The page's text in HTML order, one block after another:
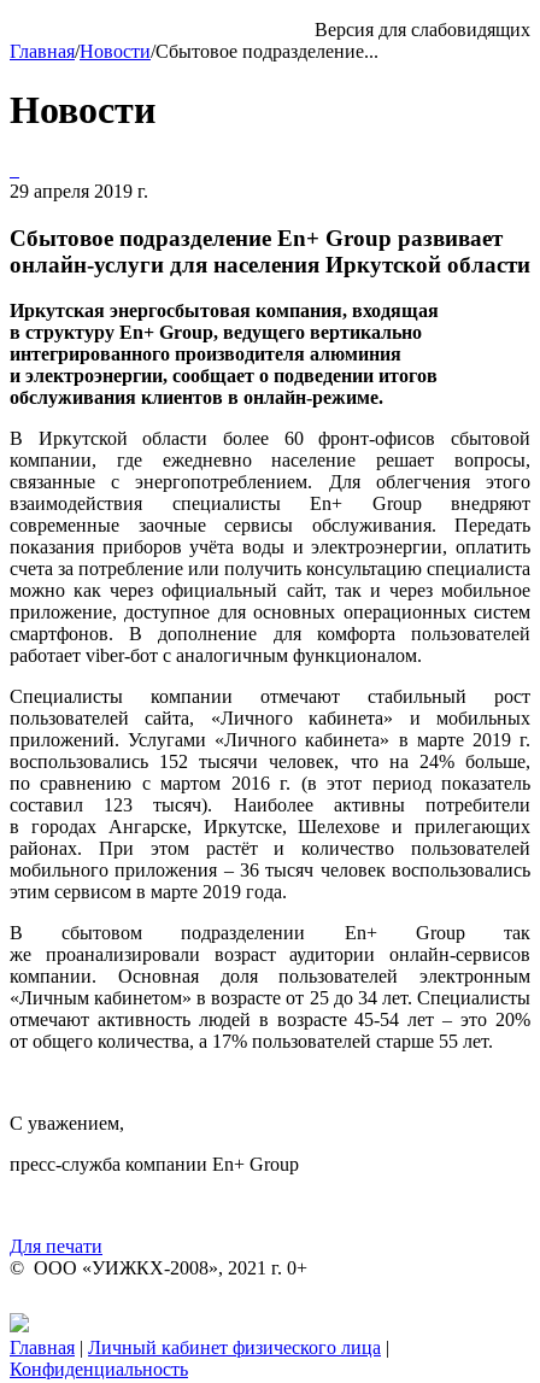
Версия для слабовидящих
Главная/Новости/Сбытовое подразделение...
Новости
29 апреля 2019 г.
Сбытовое подразделение En+ Group развивает
онлайн-услуги для населения Иркутской области
Иркутская энергосбытовая компания, входящая
в структуру En+ Group, ведущего вертикально
интегрированного производителя алюминия
и электроэнергии, сообщает о подведении итогов
обслуживания клиентов в онлайн-режиме.
В Иркутской области более 60 фронт-офисов сбытовой
компании, где ежедневно население решает вопросы,
связанные с энергопотреблением. Для облегчения этого
взаимодействия специалисты En+ Group внедряют
современные заочные сервисы обслуживания. Передать
показания приборов учёта воды и электроэнергии, оплатить
счета за потребление или получить консультацию специалиста
можно как через официальный сайт, так и через мобильное
приложение, доступное для основных операционных систем
смартфонов. В дополнение для комфорта пользователей
работает viber-бот с аналогичным функционалом.
Специалисты компании отмечают стабильный рост
пользователей сайта, «Личного кабинета» и мобильных
приложений. Услугами «Личного кабинета» в марте 2019 г.
воспользовались 152 тысячи человек, что на 24% больше,
по сравнению с мартом 2016 г. (в этот период показатель
составил 123 тысяч). Наиболее активны потребители
в городах Ангарске, Иркутске, Шелехове и прилегающих
районах. При этом растёт и количество пользователей
мобильного приложения – 36 тысяч человек воспользовались
этим сервисом в марте 2019 года.
В сбытовом подразделении En+ Group так
же проанализировали возраст аудитории онлайн-сервисов
компании. Основная доля пользователей электронным
«Личным кабинетом» в возрасте от 25 до 34 лет. Специалисты
отмечают активность людей в возрасте 45-54 лет – это 20%
от общего количества, а 17% пользователей старше 55 лет.
С уважением,
пресс-служба компании En+ Group
Для печати
© ООО «УИЖКХ-2008», 2021 г. 0+
Главная | Личный кабинет физического лица |
Конфиденциальность